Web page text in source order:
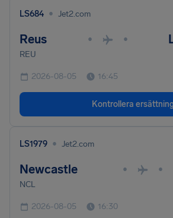
LS684 • Jet2.com
Reus • •
REU
2026-08-05 16:45
Kontrollera
LS1979 • Jet2.com
Newcastle • •
NCL
2026-08-05 16:30